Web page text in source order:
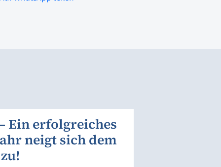
Ein erfolgreiches
neigt sich dem